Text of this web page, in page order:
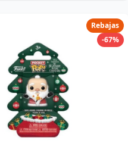
Rebajas
-67%